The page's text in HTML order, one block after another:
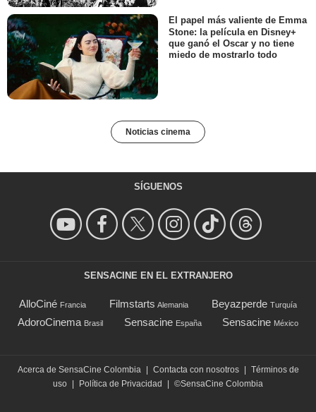
El papel más valiente de Emma
Stone: la película en Disney+
que ganó el Oscar y no tiene
miedo de mostrarlo todo
Noticias cinema
SÍGUENOS
SENSACINE EN EL EXTRANJERO
AlloCiné Francia Filmstarts Alemania Beyazperde Turquía
AdoroCinema Brasil Sensacine España Sensacine México
Acerca de SensaCine Colombia | Contacta con nosotros | Términos de
uso | Política de Privacidad | ©SensaCine Colombia